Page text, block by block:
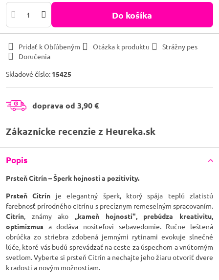
Do košíka
Pridať k Obľúbeným Otázka k produktu
Strážny pes
Doručenia
Skladové číslo: 15425
doprava od 3,90 €
Zákaznícke recenzie z Heureka.sk
Popis
Prsteň Citrín – Šperk hojnosti a pozitivity.
Prsteň Citrín je elegantný šperk, ktorý spája teplú zlatistú
farebnosť prírodného citrínu s precíznym remeselným spracovaním.
Citrín, známy ako „kameň hojnosti", prebúdza kreativitu,
optimizmus a dodáva nositeľovi sebavedomie. Ručne leštená
obrúčka zo striebra zdobená jemnými rytinami evokuje slnečné
lúče, ktoré vás budú sprevádzať na ceste za úspechom a vnútorným
svetlom. Vyberte si prsteň Citrín a nechajte jeho žiaru otvoriť dvere
k radosti a novým možnostiam.